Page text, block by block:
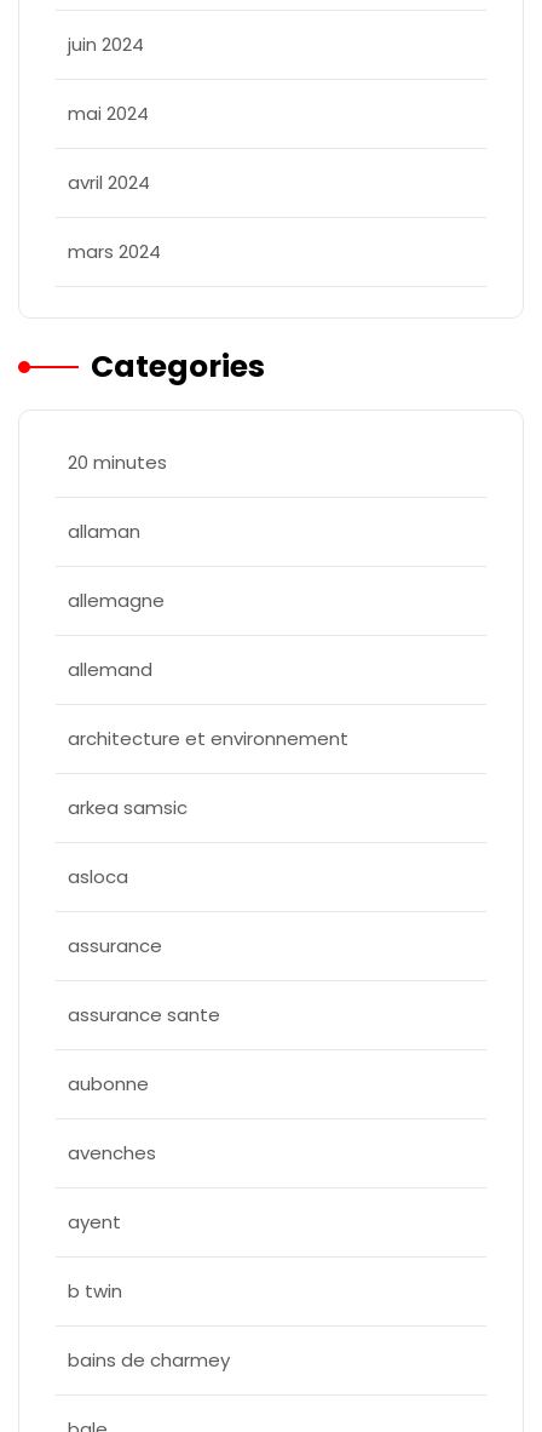
juin 2024
mai 2024
avril 2024
mars 2024
Categories
20 minutes
allaman
allemagne
allemand
architecture et environnement
arkea samsic
asloca
assurance
assurance sante
aubonne
avenches
ayent
b twin
bains de charmey